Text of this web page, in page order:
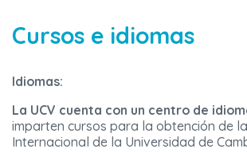
Cursos e idiomas
Idiomas:
La UCV cuenta con un centro de
imparten cursos para la obtención de
Internacional de la Universidad de